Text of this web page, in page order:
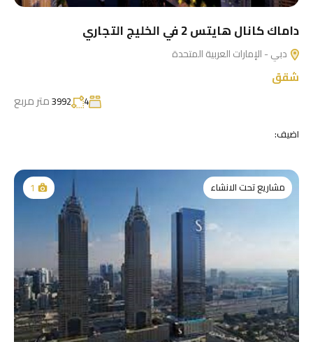
داماك كانال هايتس 2 في الخليج التجاري
دبي - الإمارات العربية المتحدة
شقق
4
3992متر مربع
اضيف:
مشاريع تحت الانشاء 1